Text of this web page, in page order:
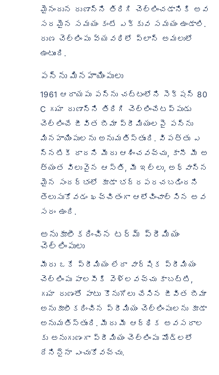
మైనందున రుణాన్ని తిరిగి చెల్లించడానికి అవ
సరమైన సమయం కంటే ఎక్కువ సమయం ఉండాలి.
రుణ చెల్లింపు వ్యవధిలో ప్లాన్ అమలులో
ఉంటుంది.
పన్ను మినహాయింపులు
1961 ఆదాయపు పన్ను చట్టంలోని సెక్షన్ 80
C గృహ రుణాన్ని తిరిగి చెల్లించేటప్పుడు
చెల్లించే జీవిత బీమా ప్రీమియంలపై పన్ను
మినహాయింపులను అనుమతిస్తుంది. విపత్తు ఎ
న్నటికీ రాదని మీరు ఆశించవచ్చు, కానీ మీ అ
త్యంత విలువైన ఆస్తి, మీ ఇల్లు, అధ్వాన్న
మైన సందర్భంలో కూడా భద్రపరచబడిందని
తెలుసుకోవడం ఖచ్చితంగా ఆలోచించాల్సిన అవ
సరం ఉంది.
అనుకూలీకరించిన టర్మ్ ప్రీమియం
చెల్లింపులు
మీరు ఒకే ప్రీమియం లేదా వార్షిక ప్రీమియం
చెల్లింపు పాలసీకి వెళ్లవచ్చు కాబట్టి,
గృహ రుణంతో పాటు కొనుగోలు చేసిన జీవిత బీమా
అనుకూలీకరించిన ప్రీమియం చెల్లింపులను కూడా
అనుమతిస్తుంది. మీరు మీ ఆర్థిక అవసరాల
కు అనుగుణంగా ప్రీమియం చెల్లింపు మోడ్‌లలో
దేనినైనా ఎంచుకోవచ్చు.